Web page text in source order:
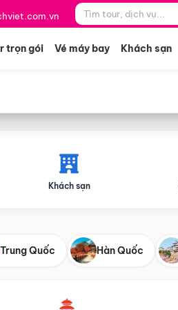
trọn gói Vé máy bay Khách sạn
Khách sạn
Trung Quốc Hàn Quốc